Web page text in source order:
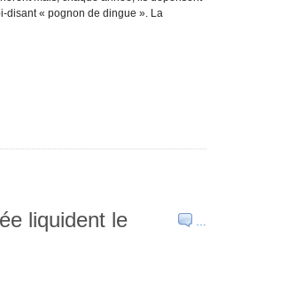
disant « pognon de dingue ». La
…
liquident le